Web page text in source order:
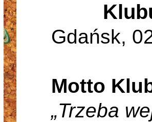
Gdańsk,
Motto
„Trzeba